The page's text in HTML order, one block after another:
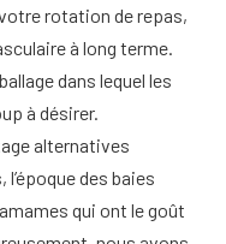
rotation de repas,
à long terme.
dans lequel les
à désirer.
alternatives
des baies
qui ont le goût